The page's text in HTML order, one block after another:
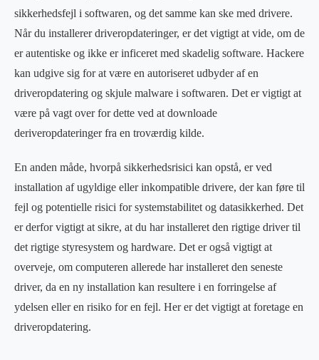
sikkerhedsfejl i softwaren, og det samme kan ske med drivere.
Når du installerer driveropdateringer, er det vigtigt at vide, om de
er autentiske og ikke er inficeret med skadelig software. Hackere
kan udgive sig for at være en autoriseret udbyder af en
driveropdatering og skjule malware i softwaren. Det er vigtigt at
være på vagt over for dette ved at downloade
deriveropdateringer fra en troværdig kilde.
En anden måde, hvorpå sikkerhedsrisici kan opstå, er ved
installation af ugyldige eller inkompatible drivere, der kan føre til
fejl og potentielle risici for systemstabilitet og datasikkerhed. Det
er derfor vigtigt at sikre, at du har installeret den rigtige driver til
det rigtige styresystem og hardware. Det er også vigtigt at
overveje, om computeren allerede har installeret den seneste
driver, da en ny installation kan resultere i en forringelse af
ydelsen eller en risiko for en fejl. Her er det vigtigt at foretage en
driveropdatering.